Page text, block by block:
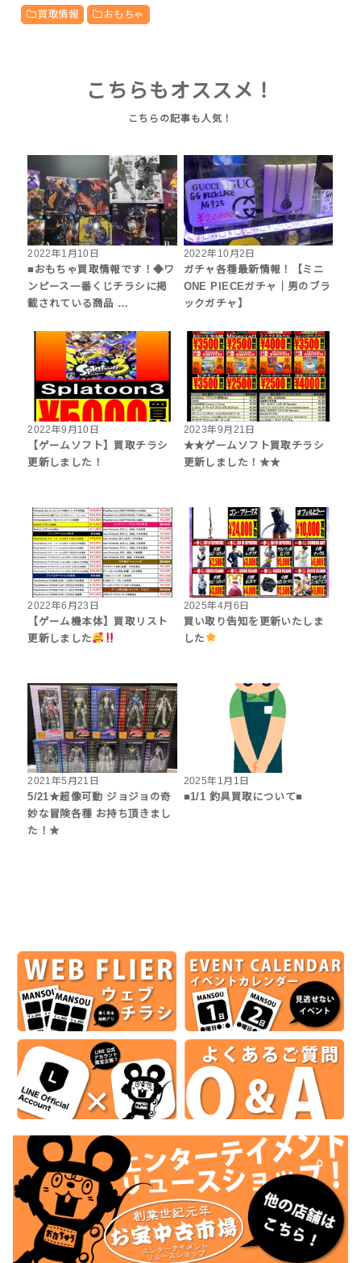
買取情報 おもちゃ
こちらもオススメ！
2022年1月10日
■おもちゃ買取情報です！◆ワ
ンピース一番くじチラシに掲
載されている商品 …
2022年10月2日
ガチャ各種最新情報！【ミニ
ONE PIECEガチャ｜男のブラ
ックガチャ】
2022年9月10日
【ゲームソフト】買取チラシ
更新しました！
2023年9月21日
★★ゲームソフト買取チラシ
更新しました！★★
2022年6月23日
【ゲーム機本体】買取リスト
更新しました
2025年4月6日
買い取り告知を更新いたしま
した
2021年5月21日
5/21★超像可動 ジョジョの奇
妙な冒険各種 お持ち頂きまし
た！★
2025年1月1日
■1/1 釣具買取について■